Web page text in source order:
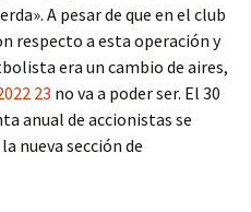
A pesar de que en el club
respecto a esta operación y
era un cambio de aires,
23 no va a poder ser. El 30
anual de accionistas se
nueva sección de